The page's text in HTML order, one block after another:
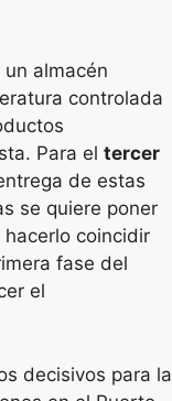
almacén
controlada
Para el tercer
de estas
se quiere poner
coincidir
fase del
el
decisivos para la